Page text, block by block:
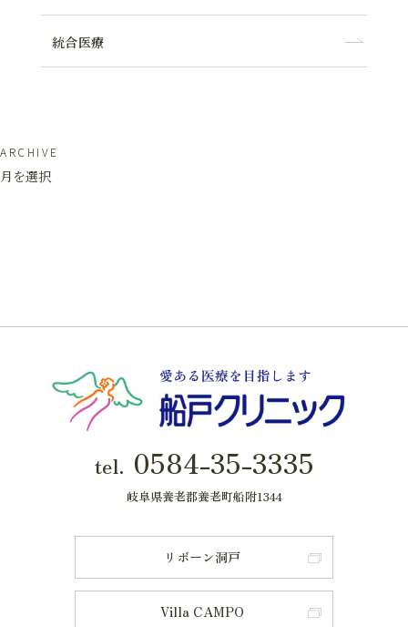
統合医療
ARCHIVE
月を選択
tel. 0584-35-3335
岐阜県養老郡養老町船附1344
リボーン洞戸
Villa CAMPO